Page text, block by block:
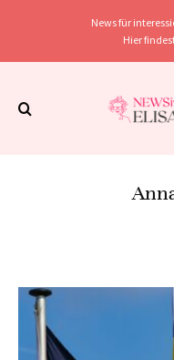
News für
Hier